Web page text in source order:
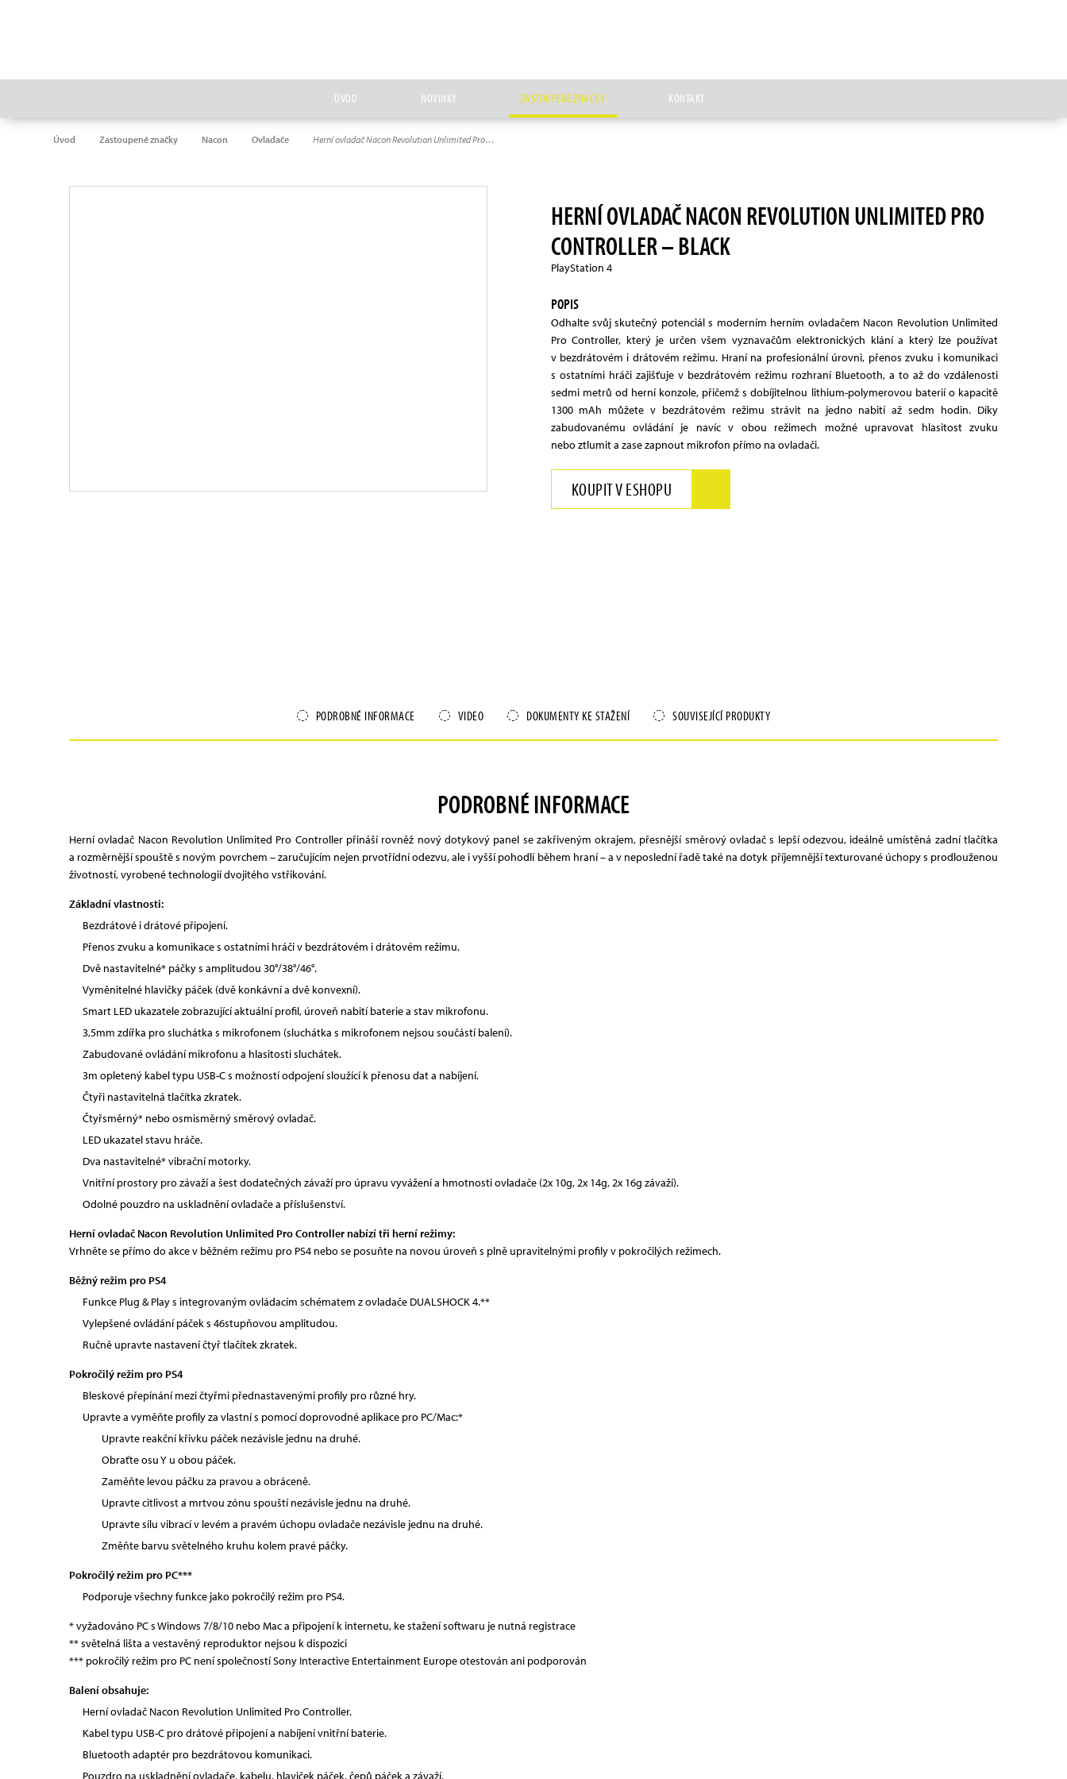
ÚVOD NOVINKY ZASTOUPENÉ ZNAČKY KONTAKT
Úvod Zastoupené značky Nacon Ovladače Herní ovladač Nacon Revolution Unlimited Pro…
HERNÍ OVLADAČ NACON REVOLUTION UNLIMITED PRO
CONTROLLER – BLACK
PlayStation 4
POPIS
Odhalte svůj skutečný potenciál s moderním herním ovladačem Nacon Revolution Unlimited
Pro Controller, který je určen všem vyznavačům elektronických klání a který lze používat
v bezdrátovém i drátovém režimu. Hraní na profesionální úrovni, přenos zvuku i komunikaci
s ostatními hráči zajišťuje v bezdrátovém režimu rozhraní Bluetooth, a to až do vzdálenosti
sedmi metrů od herní konzole, přičemž s dobíjitelnou lithium-polymerovou baterií o kapacitě
1300 mAh můžete v bezdrátovém režimu strávit na jedno nabití až sedm hodin. Díky
zabudovanému ovládání je navíc v obou režimech možné upravovat hlasitost zvuku
nebo ztlumit a zase zapnout mikrofon přímo na ovladači.
KOUPIT V ESHOPU
PODROBNÉ INFORMACE VIDEO DOKUMENTY KE STAŽENÍ SOUVISEJÍCÍ PRODUKTY
PODROBNÉ INFORMACE
Herní ovladač Nacon Revolution Unlimited Pro Controller přináší rovněž nový dotykový panel se zakřiveným okrajem, přesnější směrový ovladač s lepší odezvou, ideálně umístěná zadní tlačítka
a rozměrnější spouště s novým povrchem – zaručujícím nejen prvotřídní odezvu, ale i vyšší pohodlí během hraní – a v neposlední řadě také na dotyk příjemnější texturované úchopy s prodlouženou
životností, vyrobené technologií dvojitého vstřikování.
Základní vlastnosti:
Bezdrátové i drátové připojení.
Přenos zvuku a komunikace s ostatními hráči v bezdrátovém i drátovém režimu.
Dvě nastavitelné* páčky s amplitudou 30°/38°/46°.
Vyměnitelné hlavičky páček (dvě konkávní a dvě konvexní).
Smart LED ukazatele zobrazující aktuální profil, úroveň nabití baterie a stav mikrofonu.
3,5mm zdířka pro sluchátka s mikrofonem (sluchátka s mikrofonem nejsou součástí balení).
Zabudované ovládání mikrofonu a hlasitosti sluchátek.
3m opletený kabel typu USB-C s možností odpojení sloužící k přenosu dat a nabíjení.
Čtyři nastavitelná tlačítka zkratek.
Čtyřsměrný* nebo osmisměrný směrový ovladač.
LED ukazatel stavu hráče.
Dva nastavitelné* vibrační motorky.
Vnitřní prostory pro závaží a šest dodatečných závaží pro úpravu vyvážení a hmotnosti ovladače (2x 10g, 2x 14g, 2x 16g závaží).
Odolné pouzdro na uskladnění ovladače a příslušenství.
Herní ovladač Nacon Revolution Unlimited Pro Controller nabízí tři herní režimy:
Vrhněte se přímo do akce v běžném režimu pro PS4 nebo se posuňte na novou úroveň s plně upravitelnými profily v pokročilých režimech.
Běžný režim pro PS4
Funkce Plug & Play s integrovaným ovládacím schématem z ovladače DUALSHOCK 4.**
Vylepšené ovládání páček s 46stupňovou amplitudou.
Ručně upravte nastavení čtyř tlačítek zkratek.
Pokročilý režim pro PS4
Bleskové přepínání mezi čtyřmi přednastavenými profily pro různé hry.
Upravte a vyměňte profily za vlastní s pomocí doprovodné aplikace pro PC/Mac:*
Upravte reakční křivku páček nezávisle jednu na druhé.
Obraťte osu Y u obou páček.
Zaměňte levou páčku za pravou a obráceně.
Upravte citlivost a mrtvou zónu spouští nezávisle jednu na druhé.
Upravte sílu vibrací v levém a pravém úchopu ovladače nezávisle jednu na druhé.
Změňte barvu světelného kruhu kolem pravé páčky.
Pokročilý režim pro PC***
Podporuje všechny funkce jako pokročilý režim pro PS4.
* vyžadováno PC s Windows 7/8/10 nebo Mac a připojení k internetu, ke stažení softwaru je nutná registrace
** světelná lišta a vestavěný reproduktor nejsou k dispozici
*** pokročilý režim pro PC není společností Sony Interactive Entertainment Europe otestován ani podporován
Balení obsahuje:
Herní ovladač Nacon Revolution Unlimited Pro Controller.
Kabel typu USB-C pro drátové připojení a nabíjení vnitřní baterie.
Bluetooth adaptér pro bezdrátovou komunikaci.
Pouzdro na uskladnění ovladače, kabelu, hlaviček páček, čepů páček a závaží.